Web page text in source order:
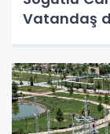
Vatandaş